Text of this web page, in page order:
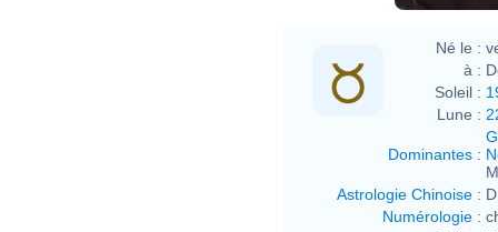
Né le :
à :
Soleil :
Lune :
Dominantes :
Astrologie Chinoise :
Numérologie :